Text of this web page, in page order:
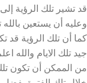
قد تشير تلك الرؤية
وعليه أن يستعين بالله
كما أن تلك الرؤية قد
جيد تلك الايام والله
من الممكن أن تكون